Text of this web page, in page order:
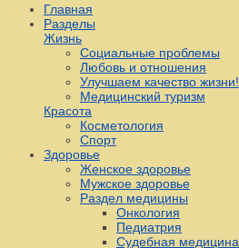
Главная
Разделы
Жизнь
Социальные проблемы
Любовь и отношения
Улучшаем качество жизни!
Медицинский туризм
Красота
Косметология
Спорт
Здоровье
Женское здоровье
Мужское здоровье
Раздел медицины
Онкология
Педиатрия
Судебная медицина